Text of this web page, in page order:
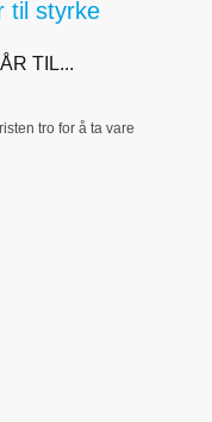
TIL...
tro for å ta vare